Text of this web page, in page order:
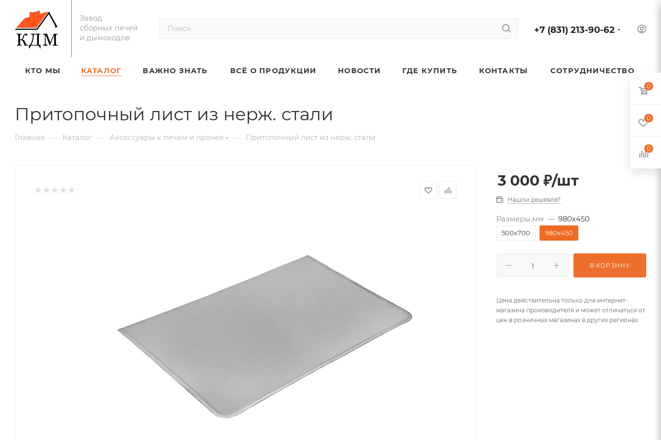
Завод
сборных печей
и дымоходов
+7 (831) 213-90-62
КТО МЫ КАТАЛОГ ВАЖНО ЗНАТЬ ВСЁ О ПРОДУКЦИИ НОВОСТИ ГДЕ КУПИТЬ КОНТАКТЫ СОТРУДНИЧЕСТВО
Притопочный лист из нерж. стали
Главная — Каталог — Аксессуары к печам и прочее — Притопочный лист из нерж. стали
3 000 ₽/шт
Нашли дешевле?
Размеры,мм — 980х450
500х700 980х450
В КОРЗИНУ
Цена действительна только для интернет-
магазина производителя и может отличаться от
цен в розничных магазинах в других регионах
0
0
0